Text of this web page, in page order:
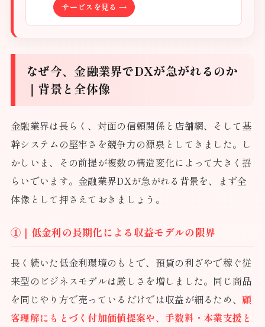
サービスを見る →
なぜ今、金融業界でDXが急がれるのか
｜背景と全体像
金融業界は長らく、対面の信頼関係と店舗網、そして基
幹システムの堅牢さを競争力の源泉としてきました。し
かしいま、その前提が複数の構造変化によって大きく揺
らいでいます。金融業界DXが急がれる背景を、まず全
体像として押さえておきましょう。
①｜低金利の長期化による収益モデルの限界
長く続いた低金利環境のもとで、預貸の利ざやで稼ぐ従
来型のビジネスモデルは厳しさを増しました。同じ商品
を同じやり方で売っているだけでは収益が細るため、 顧
客理解にもとづく付加価値提案や、手数料・本業支援と